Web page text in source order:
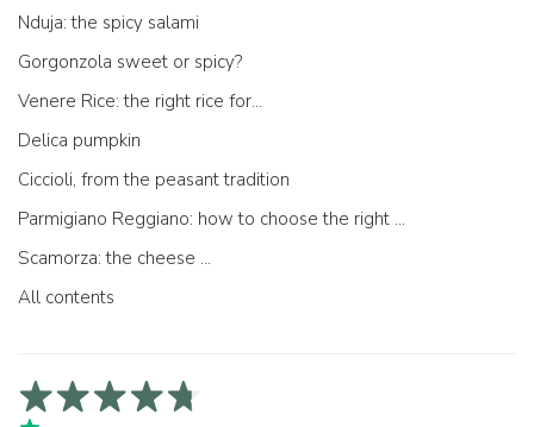
Nduja: the spicy salami
Gorgonzola sweet or spicy?
Venere Rice: the right rice for...
Delica pumpkin
Ciccioli, from the peasant tradition
Parmigiano Reggiano: how to choose the right one
Scamorza: the cheese ...
All contents